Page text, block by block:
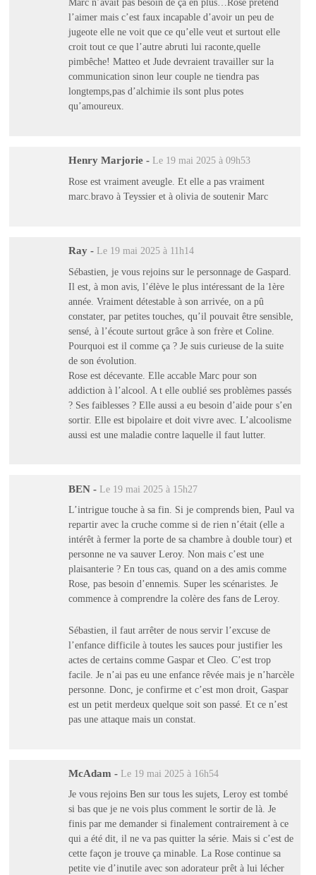
l’aimer mais c’est faux incapable d’avoir un peu de
jugeote elle ne voit que ce qu’elle veut et surtout elle
croit tout ce que l’autre abruti lui raconte,quelle
pimbêche! Matteo et Jude devraient travailler sur la
communication sinon leur couple ne tiendra pas
longtemps,pas d’alchimie ils sont plus potes
qu’amoureux.
Henry Marjorie - Le 19 mai 2025 à 09h53
Rose est vraiment aveugle. Et elle a pas vraiment
marc.bravo à Teyssier et à olivia de soutenir Marc
Ray - Le 19 mai 2025 à 11h14
Sébastien, je vous rejoins sur le personnage de Gaspard.
Il est, à mon avis, l’élève le plus intéressant de la 1ère
année. Vraiment détestable à son arrivée, on a pû
constater, par petites touches, qu’il pouvait être sensible,
sensé, à l’écoute surtout grâce à son frère et Coline.
Pourquoi est il comme ça ? Je suis curieuse de la suite
de son évolution.
Rose est décevante. Elle accable Marc pour son
addiction à l’alcool. A t elle oublié ses problèmes passés
? Ses faiblesses ? Elle aussi a eu besoin d’aide pour s’en
sortir. Elle est bipolaire et doit vivre avec. L’alcoolisme
aussi est une maladie contre laquelle il faut lutter.
BEN - Le 19 mai 2025 à 15h27
L’intrigue touche à sa fin. Si je comprends bien, Paul va
repartir avec la cruche comme si de rien n’était (elle a
intérêt à fermer la porte de sa chambre à double tour) et
personne ne va sauver Leroy. Non mais c’est une
plaisanterie ? En tous cas, quand on a des amis comme
Rose, pas besoin d’ennemis. Super les scénaristes. Je
commence à comprendre la colère des fans de Leroy.
Sébastien, il faut arrêter de nous servir l’excuse de
l’enfance difficile à toutes les sauces pour justifier les
actes de certains comme Gaspar et Cleo. C’est trop
facile. Je n’ai pas eu une enfance rêvée mais je n’harcèle
personne. Donc, je confirme et c’est mon droit, Gaspar
est un petit merdeux quelque soit son passé. Et ce n’est
pas une attaque mais un constat.
McAdam - Le 19 mai 2025 à 16h54
Je vous rejoins Ben sur tous les sujets, Leroy est tombé
si bas que je ne vois plus comment le sortir de là. Je
finis par me demander si finalement contrairement à ce
qui a été dit, il ne va pas quitter la série. Mais si c’est de
cette façon je trouve ça minable. La Rose continue sa
petite vie d’inutile avec son adorateur prêt à lui lécher